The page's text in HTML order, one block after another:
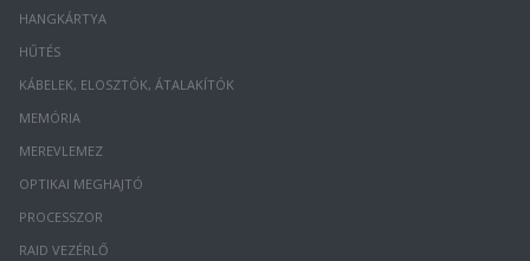
HANGKÁRTYA
HŰTÉS
KÁBELEK, ELOSZTÓK, ÁTALAKÍTÓK
MEMÓRIA
MEREVLEMEZ
OPTIKAI MEGHAJTÓ
PROCESSZOR
RAID VEZÉRLŐ